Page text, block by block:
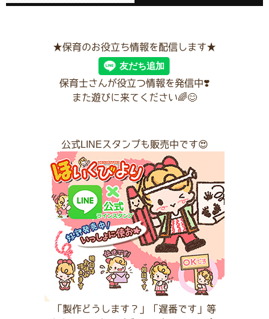
★保育のお役立ち情報を配信します★
保育士さんが役立つ情報を発信中❣️
また遊びに来てください🌈😊
公式LINEスタンプも販売中です😍
「製作どうします？」「遅番です」等